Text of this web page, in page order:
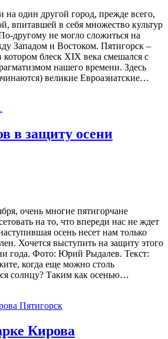
на один другой город, прежде всего,
впитавшей в себя множество культур
другому не могло сложиться на
Западом и Востоком. Пятигорск –
котором блеск XIX века смешался с
нашего времени. Здесь
великие Евроазиатские…
в защиту осени
очень многие пятигорчане
на то, что впереди нас не ждет
осень несет нам только
Хочется выступить на защиту этого
года. Фото: Юрий Рыдалев. Текст:
когда еще можно столь
солнцу? Таким как осенью…
Кирова